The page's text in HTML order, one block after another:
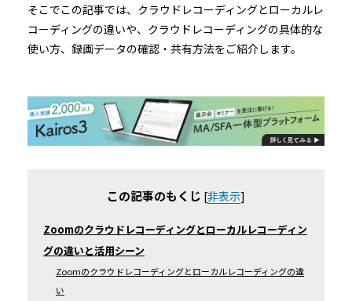
そこでこの記事では、クラウドレコーディングとローカルレ
コーディングの違いや、クラウドレコーディングの具体的な
使い方、録画データの確認・共有方法をご紹介します。
この記事のもくじ [非表示]
Zoomのクラウドレコーディングとローカルレコーディン
グの違いと活用シーン
Zoomのクラウドレコーディングとローカルレコーディングの違
い